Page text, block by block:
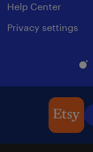
Help Center
Privacy settings